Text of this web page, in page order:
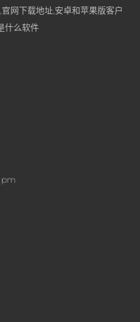
网下载地址,安卓和苹果版客户
什么软件
pm